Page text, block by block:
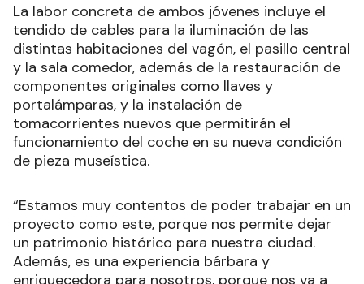
La labor concreta de ambos jóvenes incluye el
tendido de cables para la iluminación de las
distintas habitaciones del vagón, el pasillo central
y la sala comedor, además de la restauración de
componentes originales como llaves y
portalámparas, y la instalación de
tomacorrientes nuevos que permitirán el
funcionamiento del coche en su nueva condición
de pieza museística.
“Estamos muy contentos de poder trabajar en un
proyecto como este, porque nos permite dejar
un patrimonio histórico para nuestra ciudad.
Además, es una experiencia bárbara y
enriquecedora para nosotros, porque nos va a